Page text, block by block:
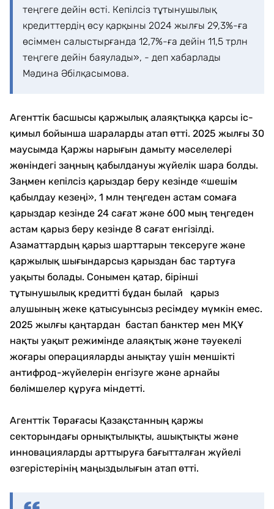
теңгеге дейін өсті. Кепілсіз тұтынушылық
кредиттердің өсу қарқыны 2024 жылғы 29,3%-ға
өсіммен салыстырғанда 12,7%-ға дейін 11,5 трлн
теңгеге дейін баяулады», - деп хабарлады
Мәдина Әбілқасымова.
Агенттік басшысы қаржылық алаяқтыққа қарсы іс-
қимыл бойынша шараларды атап өтті. 2025 жылғы 30
маусымда Қаржы нарығын дамыту мәселелері
жөніндегі заңның қабылдануы жүйелік шара болды.
Заңмен кепілсіз қарыздар беру кезінде «шешім
қабылдау кезеңі», 1 млн теңгеден астам сомаға
қарыздар кезінде 24 сағат және 600 мың теңгеден
астам қарыз беру кезінде 8 сағат енгізілді.
Азаматтардың қарыз шарттарын тексеруге және
қаржылық шығындарсыз қарыздан бас тартуға
уақыты болады. Сонымен қатар, бірінші
тұтынушылық кредитті бұдан былай қарыз
алушының жеке қатысуынсыз ресімдеу мүмкін емес.
2025 жылғы қаңтардан бастап банктер мен МҚҰ
нақты уақыт режимінде алаяқтық және тәуекелі
жоғары операцияларды анықтау үшін меншікті
антифрод-жүйелерін енгізуге және арнайы
бөлімшелер құруға міндетті.
Агенттік Төрағасы Қазақстанның қаржы
секторындағы орнықтылықты, ашықтықты және
инновацияларды арттыруға бағытталған жүйелі
өзгерістерінің маңыздылығын атап өтті.